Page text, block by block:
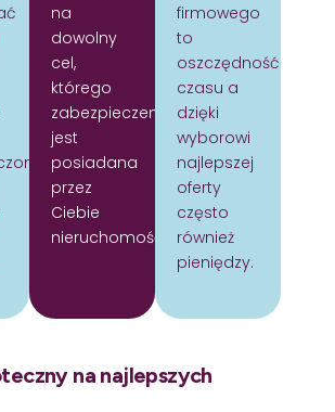
na
dowolny
cel,
którego
zabezpieczeniem
jest
posiadana
przez
Ciebie
nieruchomość.
firmowego
to
oszczędność
czasu a
dzięki
wyborowi
najlepszej
oferty
często
również
pieniędzy.
na najlepszych